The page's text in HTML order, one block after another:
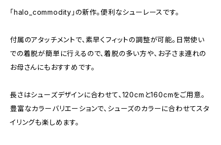
「halo_commodity」の新作。便利なシューレースです。
付属のアタッチメントで、素早くフィットの調整が可能。日常使い
での着脱が簡単に行えるので、着脱の多い方や、お子さま連れの
お母さんにもおすすめです。
長さはシューズデザインに合わせて、120cmと160cmをご用意。
豊富なカラーバリエーションで、シューズのカラーに合わせてスタ
イリングも楽しめます。